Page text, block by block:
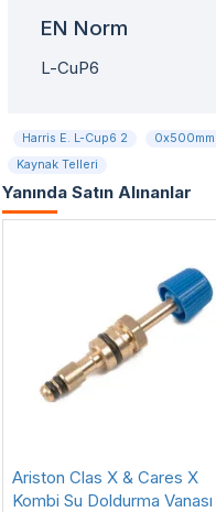
EN Norm
L-CuP6
Harris E. L-Cup6 2 0x500mm
Kaynak Telleri
Yanında Satın Alınanlar
Ariston Clas X & Cares X
Kombi Su Doldurma Vanası